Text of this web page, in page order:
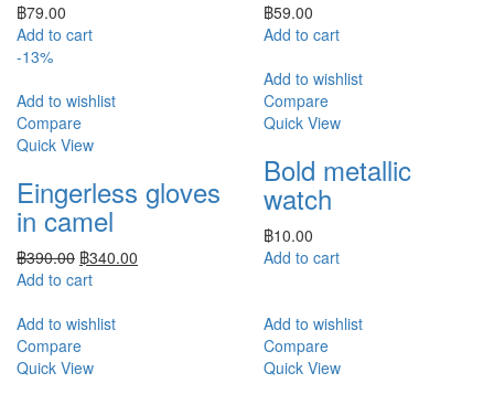
฿79.00
Add to cart
฿59.00
Add to cart
-13%
Add to wishlist
Compare
Quick View
Eingerless gloves
in camel
฿390.00 ฿340.00
Add to cart
Add to wishlist
Compare
Quick View
Bold metallic
watch
฿10.00
Add to cart
Add to wishlist
Compare
Quick View
Add to wishlist
Compare
Quick View